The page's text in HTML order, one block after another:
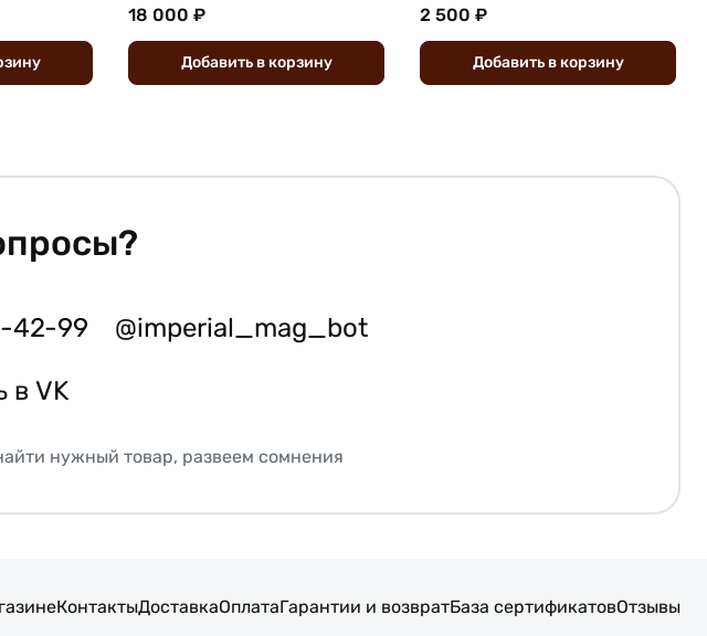
18 000 ₽
Добавить вкорзину
2 500 ₽
Добавить вкорзину
42-99 @imperial_mag_bot
в VK
нужный товар, развеем сомнения
КонтактыДоставкаОплатаГарантии и возвратБаза сертификатовОтзывы